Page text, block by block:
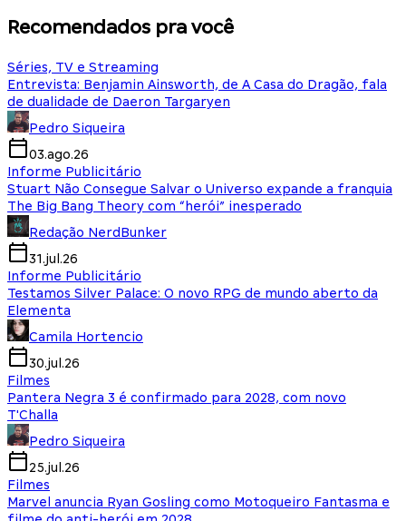
Recomendados pra você
Séries, TV e Streaming
Entrevista: Benjamin Ainsworth, de A Casa do Dragão, fala
de dualidade de Daeron Targaryen
Pedro Siqueira
03.ago.26
Informe Publicitário
Stuart Não Consegue Salvar o Universo expande a franquia
The Big Bang Theory com “herói” inesperado
Redação NerdBunker
31.jul.26
Informe Publicitário
Testamos Silver Palace: O novo RPG de mundo aberto da
Elementa
Camila Hortencio
30.jul.26
Filmes
Pantera Negra 3 é confirmado para 2028, com novo
T'Challa
Pedro Siqueira
25.jul.26
Filmes
Marvel anuncia Ryan Gosling como Motoqueiro Fantasma e